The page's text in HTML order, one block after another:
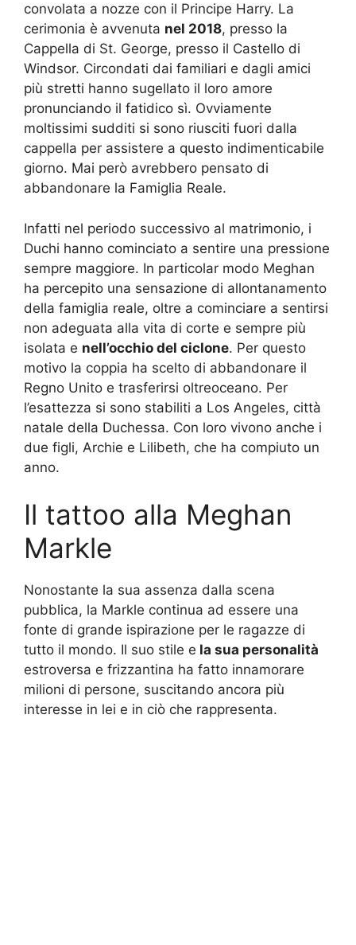
convolata a nozze con il Principe Harry. La
cerimonia è avvenuta nel 2018, presso la
Cappella di St. George, presso il Castello di
Windsor. Circondati dai familiari e dagli amici
più stretti hanno sugellato il loro amore
pronunciando il fatidico sì. Ovviamente
moltissimi sudditi si sono riusciti fuori dalla
cappella per assistere a questo indimenticabile
giorno. Mai però avrebbero pensato di
abbandonare la Famiglia Reale.
Infatti nel periodo successivo al matrimonio, i
Duchi hanno cominciato a sentire una pressione
sempre maggiore. In particolar modo Meghan
ha percepito una sensazione di allontanamento
della famiglia reale, oltre a cominciare a sentirsi
non adeguata alla vita di corte e sempre più
isolata e nell’occhio del ciclone. Per questo
motivo la coppia ha scelto di abbandonare il
Regno Unito e trasferirsi oltreoceano. Per
l’esattezza si sono stabiliti a Los Angeles, città
natale della Duchessa. Con loro vivono anche i
due figli, Archie e Lilibeth, che ha compiuto un
anno.
Il tattoo alla Meghan
Markle
Nonostante la sua assenza dalla scena
pubblica, la Markle continua ad essere una
fonte di grande ispirazione per le ragazze di
tutto il mondo. Il suo stile e la sua personalità
estroversa e frizzantina ha fatto innamorare
milioni di persone, suscitando ancora più
interesse in lei e in ciò che rappresenta.